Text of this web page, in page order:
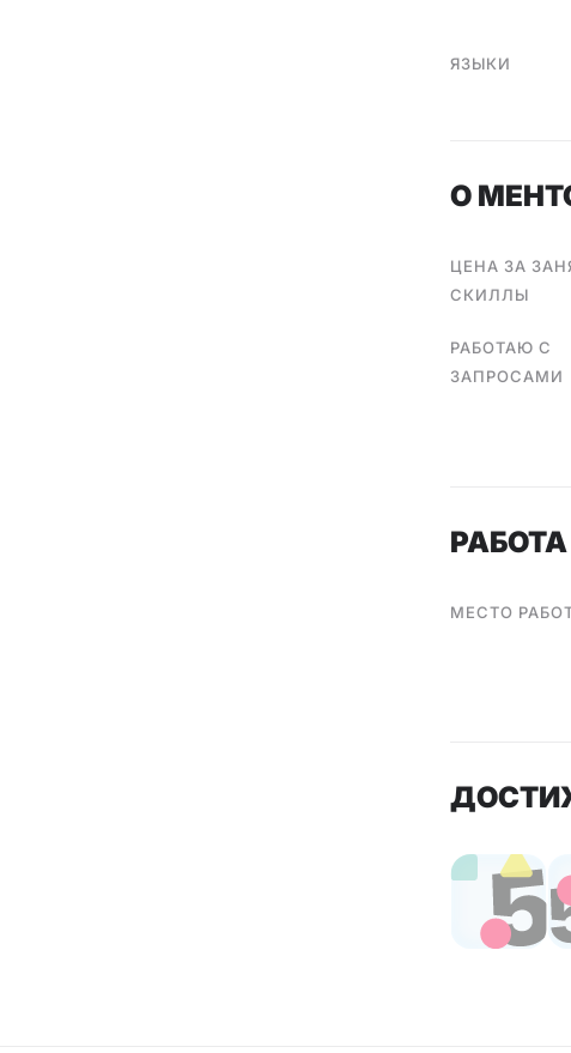
ЯЗЫКИ
О
ЦЕНА ЗА
СКИЛЛЫ
РАБОТАЮ С
ЗАПРОСАМИ
МЕСТО